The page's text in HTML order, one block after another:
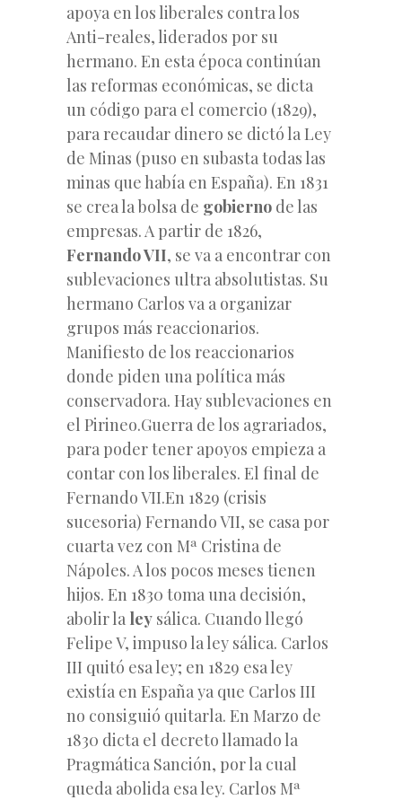
apoya en los liberales contra los
Anti-reales, liderados por su
hermano. En esta época continúan
las reformas económicas, se dicta
un código para el comercio (1829),
para recaudar dinero se dictó la Ley
de Minas (puso en subasta todas las
minas que había en España). En 1831
se crea la bolsa de gobierno de las
empresas. A partir de 1826,
Fernando VII, se va a encontrar con
sublevaciones ultra absolutistas. Su
hermano Carlos va a organizar
grupos más reaccionarios.
Manifiesto de los reaccionarios
donde piden una política más
conservadora. Hay sublevaciones en
el Pirineo.Guerra de los agrariados,
para poder tener apoyos empieza a
contar con los liberales. El final de
Fernando VII.En 1829 (crisis
sucesoria) Fernando VII, se casa por
cuarta vez con Mª Cristina de
Nápoles. A los pocos meses tienen
hijos. En 1830 toma una decisión,
abolir la ley sálica. Cuando llegó
Felipe V, impuso la ley sálica. Carlos
III quitó esa ley; en 1829 esa ley
existía en España ya que Carlos III
no consiguió quitarla. En Marzo de
1830 dicta el decreto llamado la
Pragmática Sanción, por la cual
queda abolida esa ley. Carlos Mª